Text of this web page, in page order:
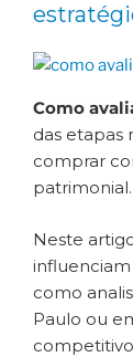
Como
das etapas
comprar
patrimonial.
Neste
como
Paulo ou